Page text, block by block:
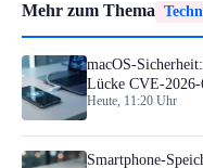
Mehr zum Thema
macOS-
Lücke CVE-2026-
Heute, 11:20 Uhr
Smartphone-